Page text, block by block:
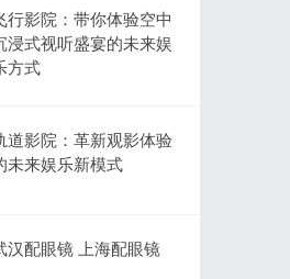
行影院：带你体验空中
浸式视听盛宴的未来娱
方式
道影院：革新观影体验
未来娱乐新模式
汉配眼镜 上海配眼镜